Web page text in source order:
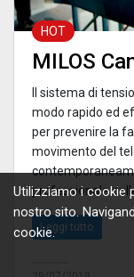
Utilizziamo i cookie
nostro sito.
cookie.
HOT
MILOS
Il sistema di
modo rapido ed
per prevenire la
movimento del
professionale
Leggi tutto